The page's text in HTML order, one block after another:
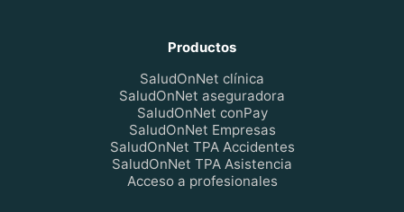
Productos
SaludOnNet clínica
SaludOnNet aseguradora
SaludOnNet conPay
SaludOnNet Empresas
SaludOnNet TPA Accidentes
SaludOnNet TPA Asistencia
Acceso a profesionales